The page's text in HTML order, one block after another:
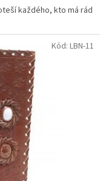
každého, kto má rád
Kód: LBN-11